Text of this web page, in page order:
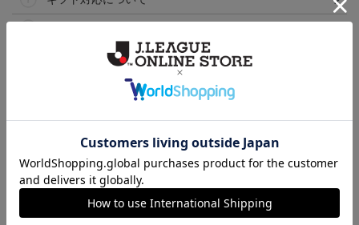
トピックス
コラボやメモリアルグッズなどクラブのレア商品を
お探しの方はこちらをチェック！